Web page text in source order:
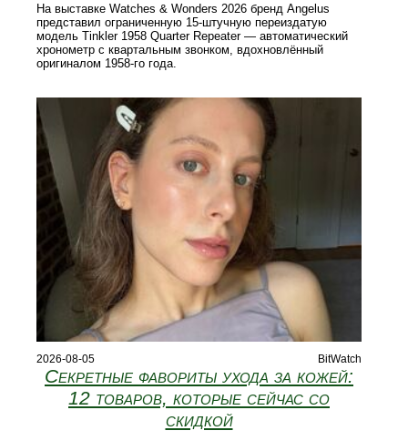
На выставке Watches & Wonders 2026 бренд Angelus
представил ограниченную 15‑штучную переиздатую
модель Tinkler 1958 Quarter Repeater — автоматический
хронометр с квартальным звонком, вдохновлённый
оригиналом 1958‑го года.
2026-08-05 BitWatch
Секретные фавориты ухода за кожей:
12 товаров, которые сейчас со
скидкой